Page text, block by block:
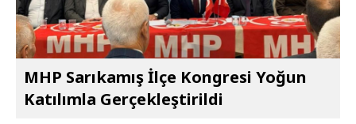
MHP Sarıkamış İlçe Kongresi Yoğun
Katılımla Gerçekleştirildi